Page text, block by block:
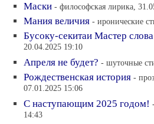
Маски - философская лирика,
Мания величия - иронические
Бусоку-секитаи Мастер слова
20.04.2025 19:10
Апреля не будет? - шуточные
Рождественская история -
07.01.2025 15:06
С наступающим 2025 годом!
14:43